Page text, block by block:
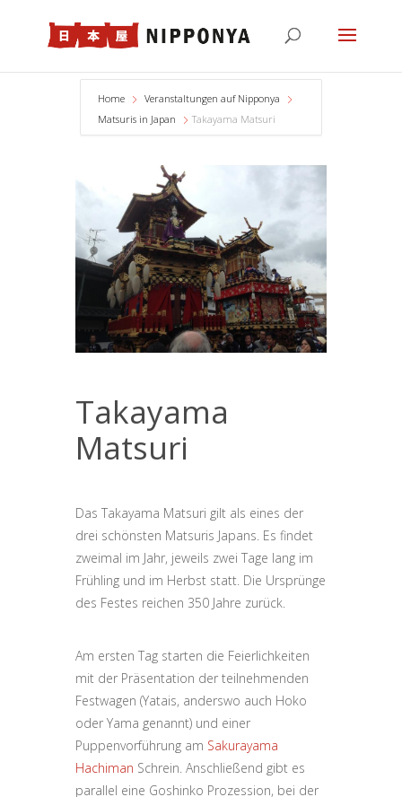
Home
Veranstaltungen auf Nipponya
Matsuris in Japan
Takayama Matsuri
Takayama
Matsuri
Das Takayama Matsuri gilt als eines der
drei schönsten Matsuris Japans. Es findet
zweimal im Jahr, jeweils zwei Tage lang im
Frühling und im Herbst statt. Die Ursprünge
des Festes reichen 350 Jahre zurück.
Am ersten Tag starten die Feierlichkeiten
mit der Präsentation der teilnehmenden
Festwagen (Yatais, anderswo auch Hoko
oder Yama genannt) und einer
Puppenvorführung am Sakurayama
Hachiman Schrein. Anschließend gibt es
parallel eine Goshinko Prozession, bei der